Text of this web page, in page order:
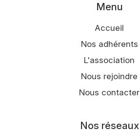
Menu
Accueil
Nos adhérents
L'association
Nous rejoindre
Nous contacter
Nos réseaux